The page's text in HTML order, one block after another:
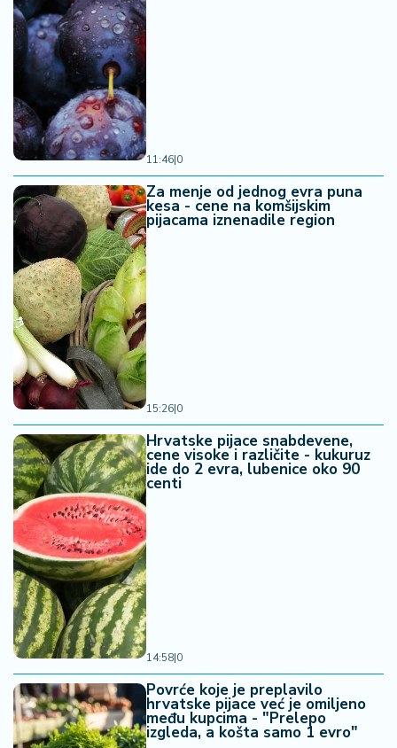
11:46|0
Za menje od jednog evra puna
kesa - cene na komšijskim
pijacama iznenadile region
15:26|0
Hrvatske pijace snabdevene,
cene visoke i različite - kukuruz
ide do 2 evra, lubenice oko 90
centi
14:58|0
Povrće koje je preplavilo
hrvatske pijace već je omiljeno
među kupcima - "Prelepo
izgleda, a košta samo 1 evro"